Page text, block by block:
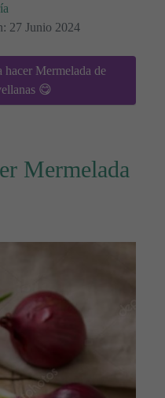
27 Junio 2024
hacer Mermelada de
😋
Mermelada